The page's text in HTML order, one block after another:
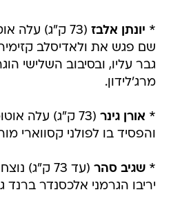
* יונתן אלבז
(73 ק"ג) עלה
שם פגש את ולאדיסלב
גבר עליו, ובסיבוב השלישי
מרג'לידון.
* אורן גינר
(73 ק"ג) עלה
והפסיד בו לפולני קסווארי
*שגיב סהר
(עד 73 ק"ג)
יריבו הגרמני אלכסנדר ברנד